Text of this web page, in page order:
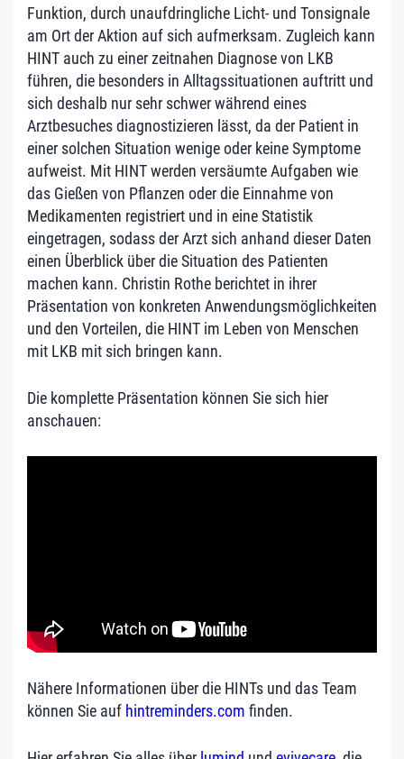
Funktion, durch unaufdringliche Licht- und Tonsignale
am Ort der Aktion auf sich aufmerksam. Zugleich kann
HINT auch zu einer zeitnahen Diagnose von LKB
führen, die besonders in Alltagssituationen auftritt und
sich deshalb nur sehr schwer während eines
Arztbesuches diagnostizieren lässt, da der Patient in
einer solchen Situation wenige oder keine Symptome
aufweist. Mit HINT werden versäumte Aufgaben wie
das Gießen von Pflanzen oder die Einnahme von
Medikamenten registriert und in eine Statistik
eingetragen, sodass der Arzt sich anhand dieser Daten
einen Überblick über die Situation des Patienten
machen kann. Christin Rothe berichtet in ihrer
Präsentation von konkreten Anwendungsmöglichkeiten
und den Vorteilen, die HINT im Leben von Menschen
mit LKB mit sich bringen kann.
Die komplette Präsentation können Sie sich hier
anschauen:
Nähere Informationen über die HINTs und das Team
können Sie auf hintreminders.com finden.